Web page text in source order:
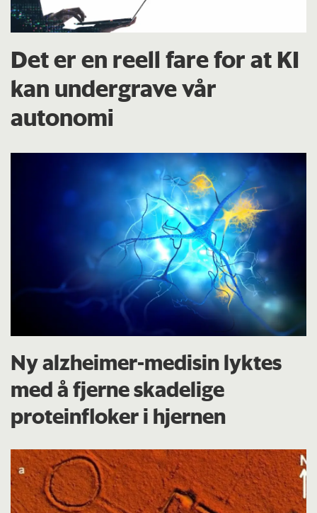
Det er en reell fare for at KI
kan undergrave vår
autonomi
Ny alzheimer-medisin lyktes
med å fjerne skadelige
proteinfloker i hjernen